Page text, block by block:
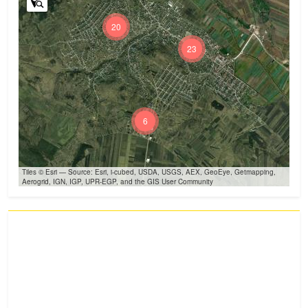
23
20
6
Tiles © Esri — Source: Esri, i-cubed, USDA, USGS, AEX, GeoEye, Getmapping,
Aerogrid, IGN, IGP, UPR-EGP, and the GIS User Community